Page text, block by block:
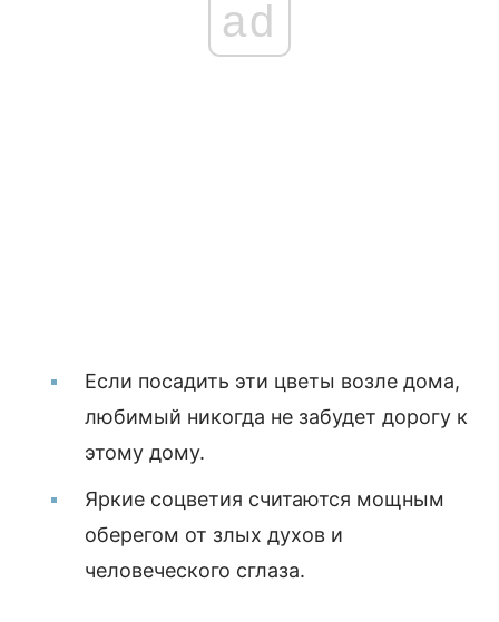
ad
Если посадить эти цветы возле дома,
любимый никогда не забудет дорогу к
этому дому.
Яркие соцветия считаются мощным
оберегом от злых духов и
человеческого сглаза.